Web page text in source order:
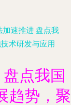
加速推进 盘点我
术研发与应用
点我国
趋势，聚